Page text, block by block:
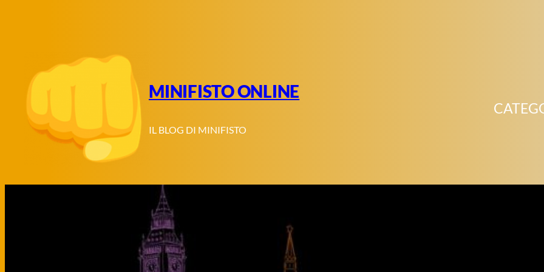
MINIFISTO ONLINE
IL BLOG DI MINIFISTO